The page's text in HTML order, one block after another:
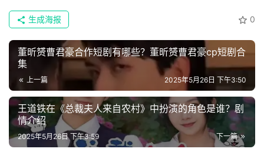
博
主
星
选
🎬
短
0
生成海报
董昕赟曹君豪合作短剧有哪些？董昕赟曹君豪cp短剧合
集
上一篇 2025年5月26日 下午3:50
王道铁在《总裁夫人来自农村》中扮演的角色是谁？剧
情介绍
下一篇
2025年5月26日 下午3:59